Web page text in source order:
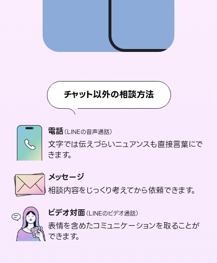
チャット以外の相談方法
電話（LINEの音声通話）
文字では伝えづらいニュアンスも直接言葉にで
きます。
メッセージ
相談内容をじっくり考えてから依頼できます。
ビデオ対面（LINEのビデオ通話）
表情を含めたコミュニケーションを取ることが
できます。